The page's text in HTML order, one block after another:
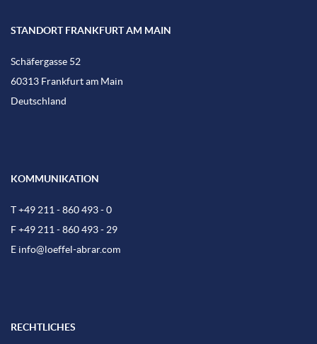
STANDORT FRANKFURT AM MAIN
Schäfergasse 52
60313 Frankfurt am Main
Deutschland
KOMMUNIKATION
T +49 211 - 860 493 - 0
F +49 211 - 860 493 - 29
E info@loeffel-abrar.com
RECHTLICHES